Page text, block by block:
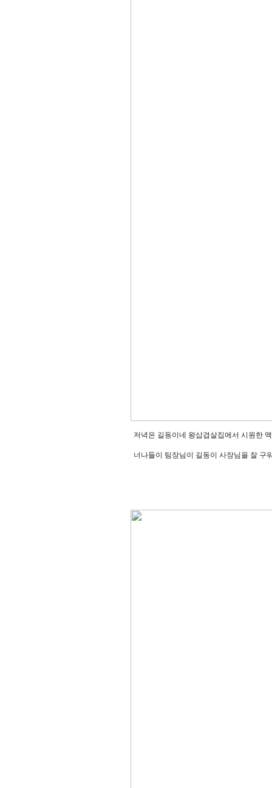
저녁은 길동이네 왕삽겹살집에서 시원한
너나들이 팀장님이 길동이 사장님을 잘 구